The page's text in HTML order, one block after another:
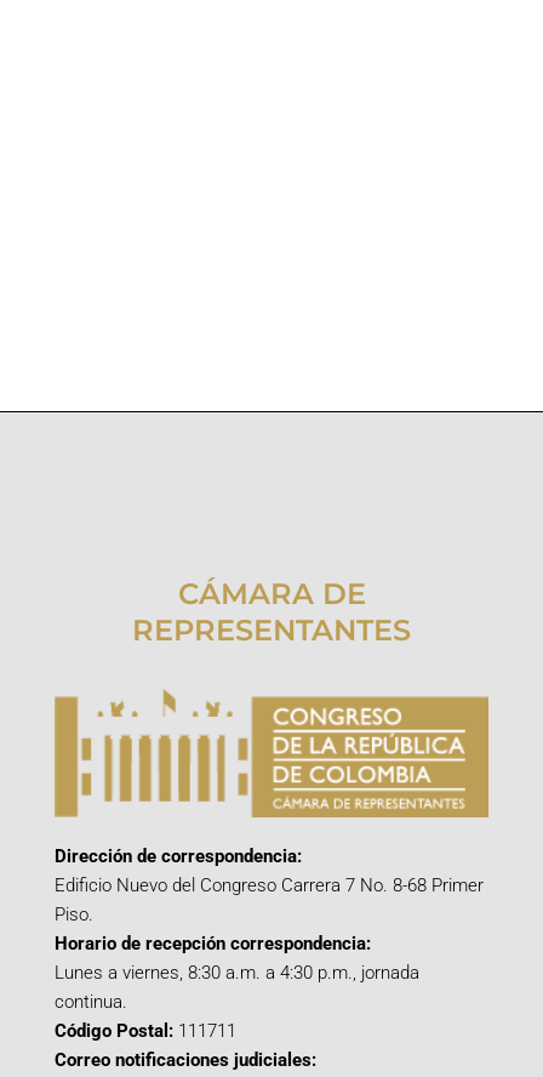
CÁMARA DE
REPRESENTANTES
Dirección de correspondencia:
Edificio Nuevo del Congreso Carrera 7 No. 8-68 Primer
Piso.
Horario de recepción correspondencia:
Lunes a viernes, 8:30 a.m. a 4:30 p.m., jornada
continua.
Código Postal: 111711
Correo notificaciones judiciales: